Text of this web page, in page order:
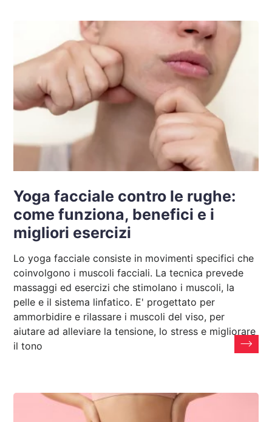
Yoga facciale contro le rughe:
come funziona, benefici e i
migliori esercizi
Lo yoga facciale consiste in movimenti specifici che
coinvolgono i muscoli facciali. La tecnica prevede
massaggi ed esercizi che stimolano i muscoli, la
pelle e il sistema linfatico. E' progettato per
ammorbidire e rilassare i muscoli del viso, per
aiutare ad alleviare la tensione, lo stress e migliorare
il tono